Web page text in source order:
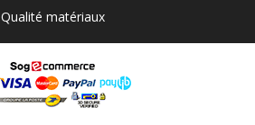
Qualité matériaux